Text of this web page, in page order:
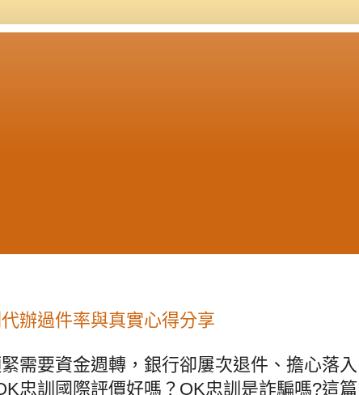
辦過件率與真實心得分享
需要資金週轉，銀行卻屢次退件、擔心落入
忠訓國際評價好嗎？OK忠訓是詐騙嗎?這篇